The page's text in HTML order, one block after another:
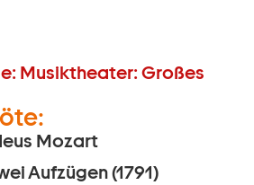
Musiktheater: Großes
Mozart
Aufzügen (1791)